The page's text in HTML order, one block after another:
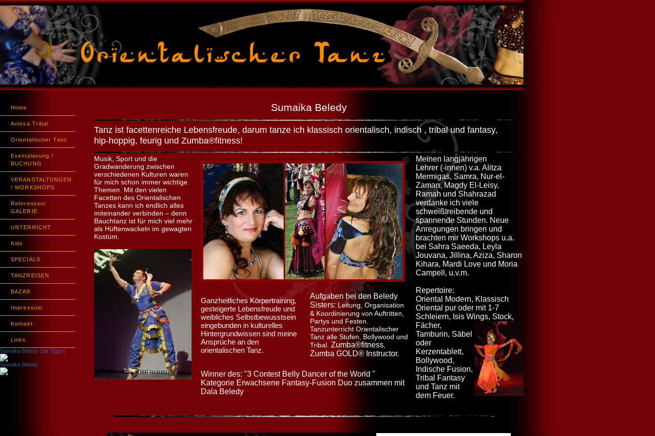
Home
Anissa Tribal
Orientalischer Tanz
Eventplanung /
BUCHUNG
VERANSTALTUNGEN
/ WORKSHOPS
Referenzen/
GALERIE
UNTERRICHT
Kids
SPECIALS
TANZREISEN
BAZAR
Impressum
Kontakt
Links
Sumaika Beledy Ulla Tigges
Sumaika Beledy
Sumaika Beledy
Tanz ist facettenreiche Lebensfreude, darum tanze ich klassisch orientalisch, indisch , tribal und fantasy,
hip-hoppig, feurig und Zumba®fitness!
Musik, Sport und die
Gradwanderung zwischen
verschiedenen Kulturen waren
für mich schon immer wichtige
Themen. Mit den vielen
Facetten des Orientalischen
Tanzes kann ich endlich alles
miteinander verbinden – denn
Bauchtanz ist für mich viel mehr
als Hüftenwackeln im gewagten
Kostüm.
Meinen langjährigen
Lehrer (-innen) v.a. Alitza
Mermigas, Samra, Nur-el-
Zaman, Magdy El-Leisy,
Ramah und Shahrazad
verdanke ich viele
schweißtreibende und
spannende Stunden. Neue
Anregungen bringen und
brachten mir Workshops u.a.
bei Sahra Saeeda, Leyla
Jouvana, Jillina, Aziza, Sharon
Kihara, Mardi Love und Moria
Campell, u.v.m.
Repertoire:
Oriental Modern, Klassisch
Oriental pur oder mit 1-7
Schleiern, Isis Wings, Stock,
Fächer,
Tamburin, Säbel
oder
Kerzentablett,
Bollywood,
Indische Fusion,
Tribal Fantasy
und Tanz mit
dem Feuer.
Ganzheitliches Körpertraining,
gesteigerte Lebensfreude und
weibliches Selbstbewusstsein
eingebunden in kulturelles
Hintergrundwissen sind meine
Ansprüche an den
orientalischen Tanz.
Aufgaben bei den Beledy
Sisters: Leitung, Organisation
& Koordinierung von Auftritten,
Partys und Festen.
Tanzunterricht Orientalischer
Tanz alle Stufen, Bollywood und
Tribal. Zumba®fitness
Zumba GOLD® Instructor.
Winner des: "3 Contest Belly Dancer of the World "
Kategorie Erwachsene Fantasy-Fusion Duo zusammen mit
Dala Beledy